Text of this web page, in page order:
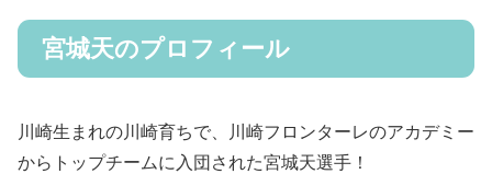
宮城天のプロフィール
川崎生まれの川崎育ちで、川崎フロンターレのアカデミー
からトップチームに入団された宮城天選手！